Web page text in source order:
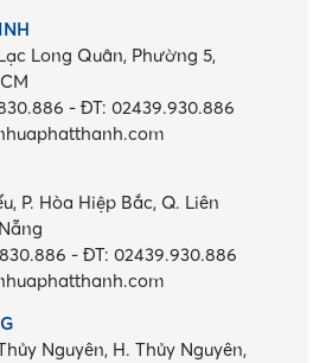
Long Quân, Phường 5,
-ĐT: 02439.930.886
P. Hòa Hiệp Bắc, Q. Liên
-ĐT: 02439.930.886
Nguyên, H. Thủy Nguyên,